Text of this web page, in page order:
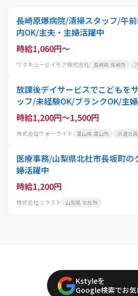
長崎原爆病院/清掃スタッフ/午
内OK/主夫・主婦活躍中
時給1,060円～
ワタキューセイモア株式会社 長崎県 長崎市
放課後デイサービスでこどもを
ッフ/未経験OK/ブランクOK/主
時給1,200円～1,500円
株式会社ウォーライト 富山県 富山市 派遣社員
医療事務/山梨県北杜市長坂町
婦活躍中
時給1,200円
株式会社ソラスト 山梨県 北杜市
Kstyleを
Google検索でお